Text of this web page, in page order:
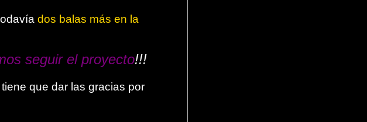
dos balas más en la
seguir el proyecto!!!
que dar las gracias por